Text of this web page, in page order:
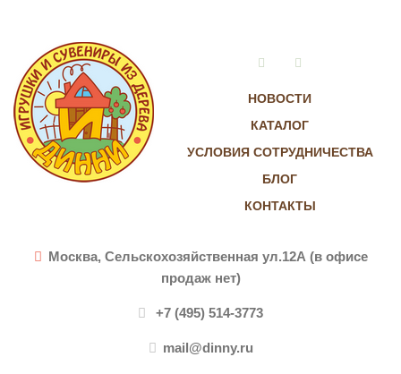
НОВОСТИ
КАТАЛОГ
УСЛОВИЯ СОТРУДНИЧЕСТВА
БЛОГ
КОНТАКТЫ
VkontakteInstagram
Москва, Сельскохозяйственная ул.12А (в офисе
продаж нет)
+7 (495) 514-3773
mail@dinny.ru